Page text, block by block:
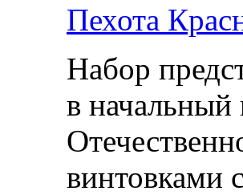
Пехота
Набор
в
винтовками